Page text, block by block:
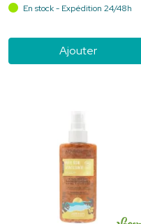
En stock - Expédition 24/48h
Ajouter